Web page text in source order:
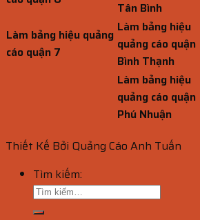
Tân Bình
Làm bảng hiệu quảng
cáo quận 7
Làm bảng hiệu
quảng cáo quận
Bình Thạnh
Làm bảng hiệu
quảng cáo quận
Phú Nhuận
Thiết Kế Bởi Quảng Cáo Anh Tuấn
Tìm kiếm: